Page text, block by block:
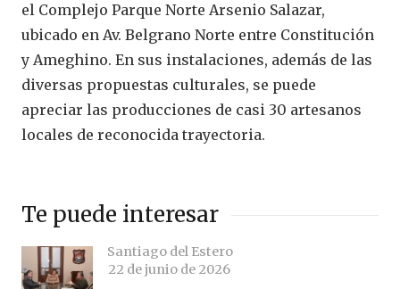
el Complejo Parque Norte Arsenio Salazar,
ubicado en Av. Belgrano Norte entre Constitución
y Ameghino. En sus instalaciones, además de las
diversas propuestas culturales, se puede
apreciar las producciones de casi 30 artesanos
locales de reconocida trayectoria.
Te puede interesar
Santiago del Estero
22 de junio de 2026